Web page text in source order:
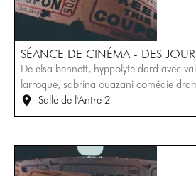
SÉANCE DE CINÉMA - DES
De elsa bennett, hyppolyte dard avec
larroque, sabrina ouazani comédie
Salle de l'Antre 2